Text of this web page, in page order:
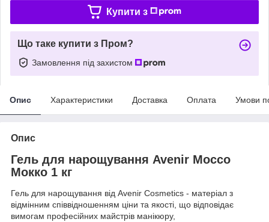
Купити з
Що таке купити з Пром?
Замовлення під захистом
Опис Характеристики Доставка Оплата Умови
Опис
Гель для нарощування Avenir Mocco
Мокко 1 кг
Гель для нарощування від Avenir Cosmetics - матеріал з
відмінним співвідношенням ціни та якості, що відповідає
вимогам професійних майстрів манікюру,